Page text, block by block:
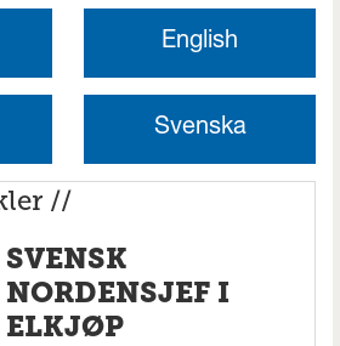
English
Svenska
//
SVENSK
NORDENSJEF I
ELKJØP